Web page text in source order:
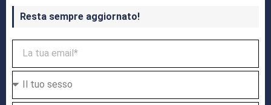
Resta sempre aggiornato!